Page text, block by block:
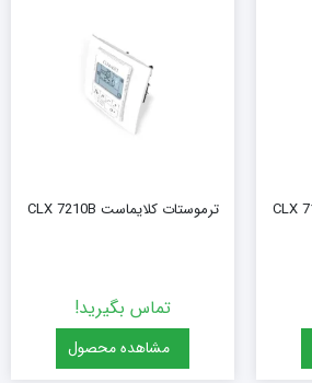
ترموستات کلایماست CLX 7210B
تماس بگیرید!
مشاهده محصول